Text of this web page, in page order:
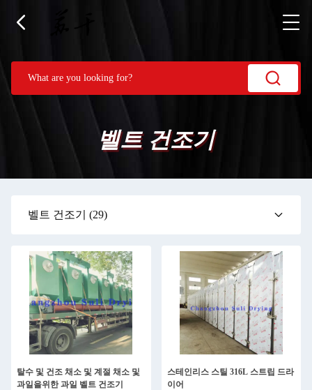
벨트 건조기
벨트 건조기 (29)
탈수 및 건조 채소 및 계절 채소 및
과일을위한 과일 벨트 건조기
스테인리스 스틸 316L 스트립 드라
이어